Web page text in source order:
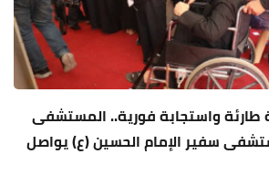
طارئة واستجابة فورية.. المستشفى
سفير الإمام الحسين (ع) يواصل